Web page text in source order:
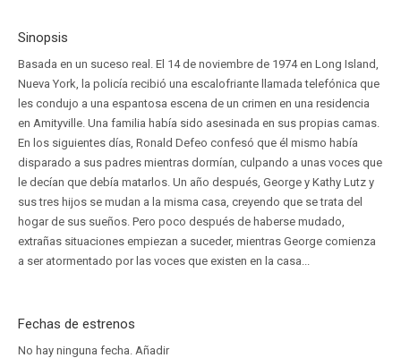
Sinopsis
Basada en un suceso real. El 14 de noviembre de 1974 en Long Island,
Nueva York, la policía recibió una escalofriante llamada telefónica que
les condujo a una espantosa escena de un crimen en una residencia
en Amityville. Una familia había sido asesinada en sus propias camas.
En los siguientes días, Ronald Defeo confesó que él mismo había
disparado a sus padres mientras dormían, culpando a unas voces que
le decían que debía matarlos. Un año después, George y Kathy Lutz y
sus tres hijos se mudan a la misma casa, creyendo que se trata del
hogar de sus sueños. Pero poco después de haberse mudado,
extrañas situaciones empiezan a suceder, mientras George comienza
a ser atormentado por las voces que existen en la casa...
Fechas de estrenos
No hay ninguna fecha. Añadir